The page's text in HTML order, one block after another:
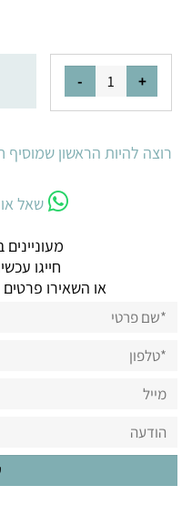
רוצה להיות הראשון
שאל
חייגו
או השאירו